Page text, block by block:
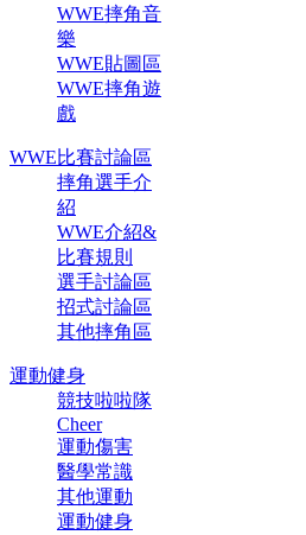
WWE摔角音
樂
WWE貼圖區
WWE摔角遊
戲
WWE比賽討論區
摔角選手介
紹
WWE介紹&
比賽規則
選手討論區
招式討論區
其他摔角區
運動健身
競技啦啦隊
Cheer
運動傷害
醫學常識
其他運動
運動健身